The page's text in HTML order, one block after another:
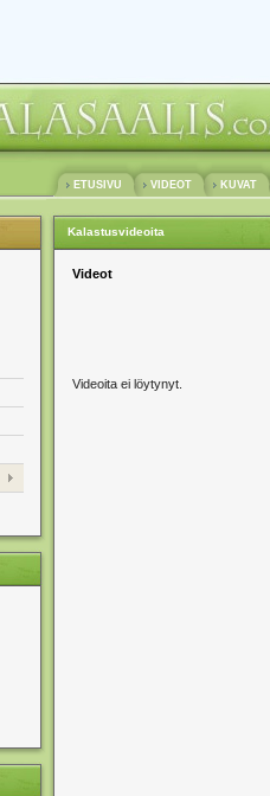
ETUSIVU VIDEOT KUVAT
Kalastusvideoita
Videot
Videoita ei löytynyt.